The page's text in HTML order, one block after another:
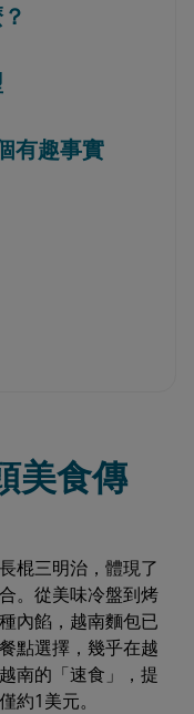
有趣事實
美食傳
棍三明治，體現了
。從美味冷盤到烤
內餡，越南麵包已
點選擇，幾乎在越
南的「速食」，提
約1美元。